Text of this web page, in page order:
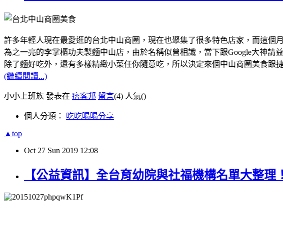
許多年輕人現在最愛逛的台北中山商圈，現在也聚集了很多特色店家，而這
為之一亮的李掌櫃功夫製麵中山店，由於名稱似曾相識，當下跟Google大神
除了麵好吃外，還有多樣精緻小菜任你隨意吃，所以決定來個中山商圈美食跟
(繼續閱讀...)
小小上班族 發表在 痞客邦 留言(4) 人氣()
個人分類： 吃吃喝喝分享
▲top
Oct 27 Sun 2019 12:08
【公益資訊】全台育幼院與社福機構名單大整